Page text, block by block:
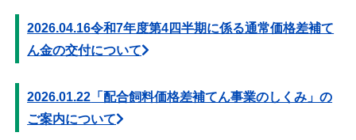
2026.04.16令和7年度第4四半期に係る通常価格差補て
ん金の交付について
2026.01.22 「配合飼料価格差補てん事業のしくみ」の
ご案内について